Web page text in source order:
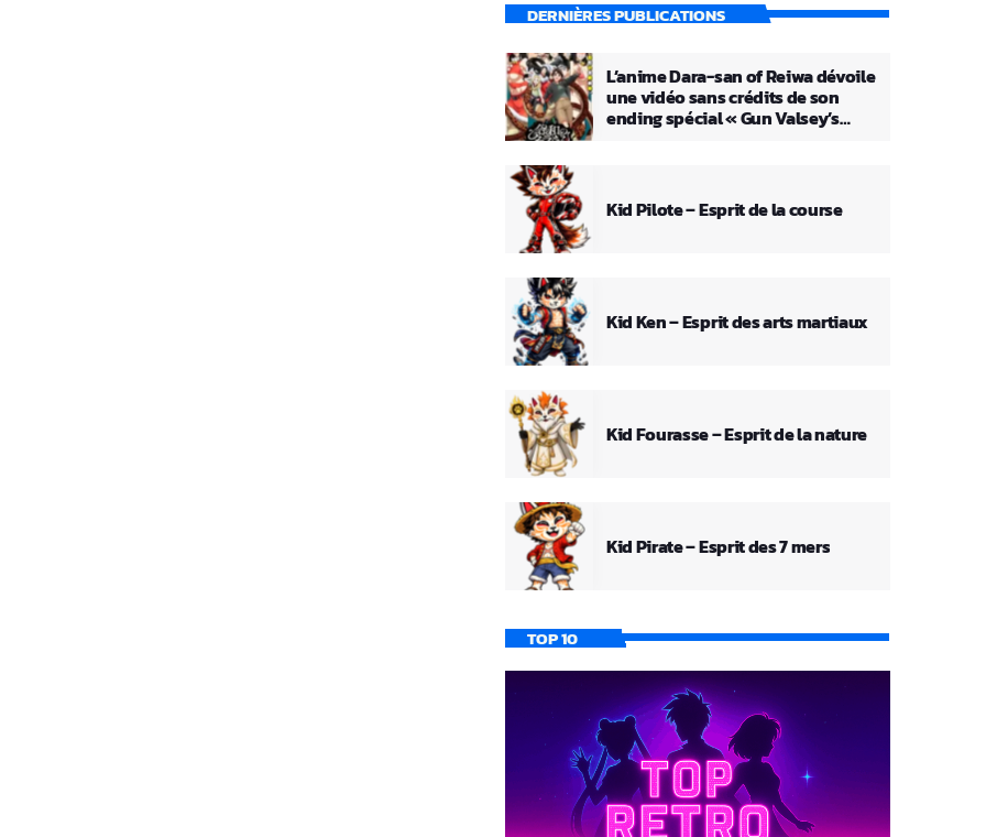
DERNIÈRES PUBLICATIONS
L’anime Dara-san of Reiwa dévoile
une vidéo sans crédits de son
ending spécial « Gun Valsey’s
Kid Pilote – Esprit de la course
Kid Ken – Esprit des arts martiaux
Kid Fourasse – Esprit de la nature
Kid Pirate – Esprit des 7 mers
TOP 10